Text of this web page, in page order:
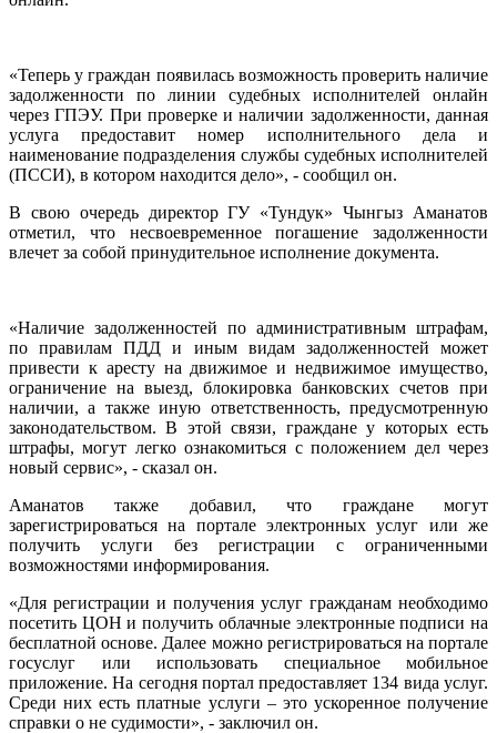
«Теперь у граждан появилась возможность проверить наличие
задолженности по линии судебных исполнителей онлайн
через ГПЭУ. При проверке и наличии задолженности, данная
услуга предоставит номер исполнительного дела и
наименование подразделения службы судебных исполнителей
(ПССИ), в котором находится дело», - сообщил он.
В свою очередь директор ГУ «Тундук» Чынгыз Аманатов
отметил, что несвоевременное погашение задолженности
влечет за собой принудительное исполнение документа.
«Наличие задолженностей по административным штрафам,
по правилам ПДД и иным видам задолженностей может
привести к аресту на движимое и недвижимое имущество,
ограничение на выезд, блокировка банковских счетов при
наличии, а также иную ответственность, предусмотренную
законодательством. В этой связи, граждане у которых есть
штрафы, могут легко ознакомиться с положением дел через
новый сервис», - сказал он.
Аманатов также добавил, что граждане могут
зарегистрироваться на портале электронных услуг или же
получить услуги без регистрации с ограниченными
возможностями информирования.
«Для регистрации и получения услуг гражданам необходимо
посетить ЦОН и получить облачные электронные подписи на
бесплатной основе. Далее можно регистрироваться на портале
госуслуг или использовать специальное мобильное
приложение. На сегодня портал предоставляет 134 вида услуг.
Среди них есть платные услуги – это ускоренное получение
справки о не судимости», - заключил он.